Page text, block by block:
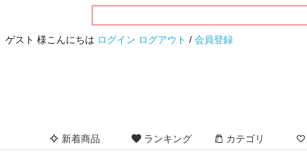
ゲスト 様こんにちは ログイン ログアウト / 会員登録
新着商品 ランキング カテゴリ